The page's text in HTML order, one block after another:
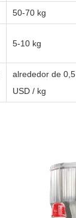
50-70 kg
5-10 kg
alrededor de 0,5
USD / kg